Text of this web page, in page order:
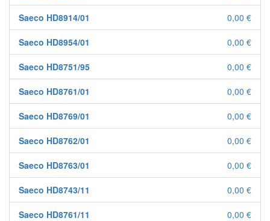
Saeco HD8914/01 0,00 €
Saeco HD8954/01 0,00 €
Saeco HD8751/95 0,00 €
Saeco HD8761/01 0,00 €
Saeco HD8769/01 0,00 €
Saeco HD8762/01 0,00 €
Saeco HD8763/01 0,00 €
Saeco HD8743/11 0,00 €
Saeco HD8761/11 0,00 €